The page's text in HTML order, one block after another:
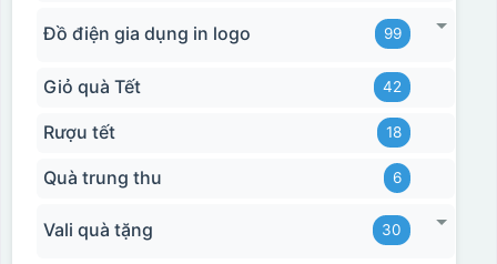
Hộp xi bình hoa
Đồ điện gia dụng in logo 99
Giỏ quà Tết 42
Rượu tết 18
Quà trung thu 6
Vali quà tặng 30